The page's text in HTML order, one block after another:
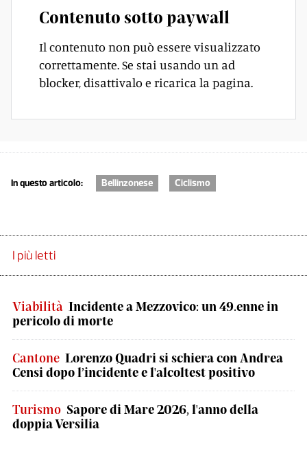
Contenuto sotto paywall
Il contenuto non può essere visualizzato
correttamente. Se stai usando un ad
blocker, disattivalo e ricarica la pagina.
In questo articolo: Bellinzonese Ciclismo
I più letti
Viabilità Incidente a Mezzovico: un 49.enne in
pericolo di morte
Cantone Lorenzo Quadri si schiera con Andrea
Censi dopo l’incidente e l'alcoltest positivo
Turismo Sapore di Mare 2026, l'anno della
doppia Versilia